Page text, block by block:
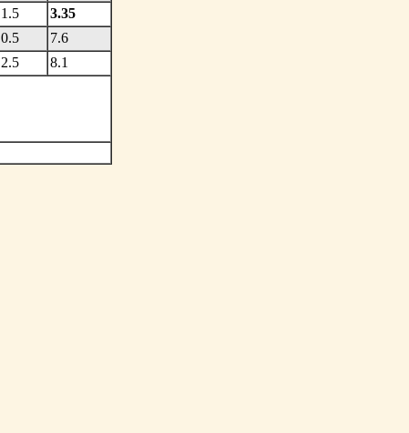
1.5
3.35
0.5
7.6
2.5 8.1